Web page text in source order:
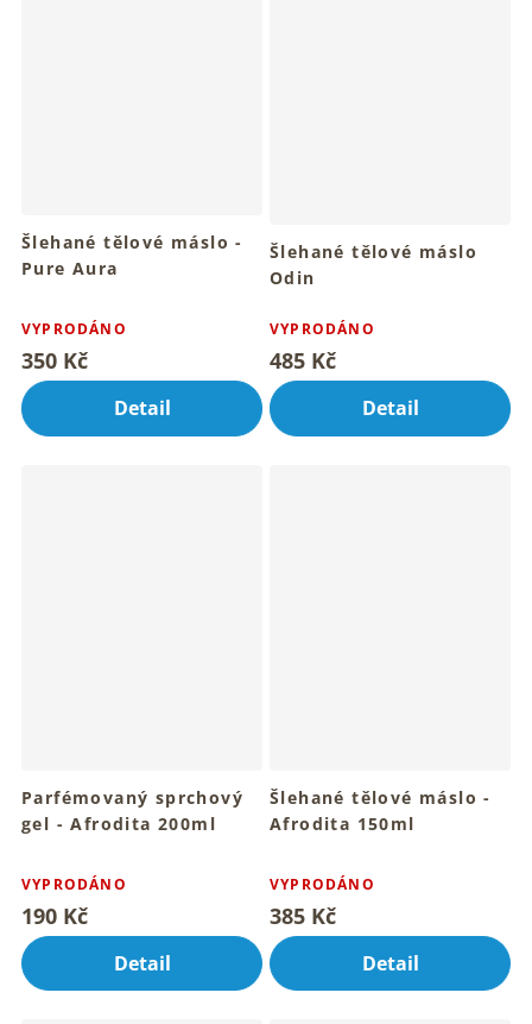
Šlehané tělové máslo -
Pure Aura
hodnocení
produktu
je
5,0
z
VYPRODÁNO
350 Kč
Detail
Šlehané tělové máslo
Odin
VYPRODÁNO
485 Kč
Detail
Parfémovaný sprchový
gel - Afrodita 200ml
hodnocení
produktu
je
5,0
z
VYPRODÁNO
190 Kč
Detail
Šlehané tělové máslo -
Afrodita 150ml
hodnocení
produktu
je
5,0
z
VYPRODÁNO
385 Kč
Detail